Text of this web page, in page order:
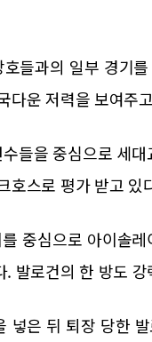
들과의 일부 경기
다운 저력을 보여주
들을 중심으로 세
호스로 평가 받고 있
중심으로 아이솔
발로건의 한 방도
넣은 뒤 퇴장 당한